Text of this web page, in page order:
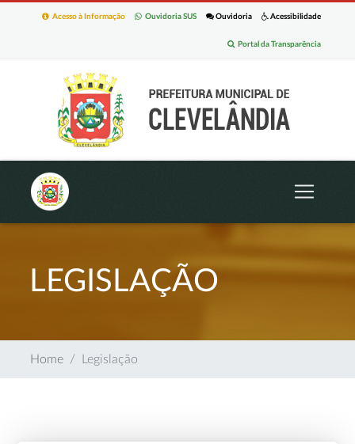
Acessibilidade
Ouvidoria
Ouvidoria SUS
Acesso à Informação
Portal da Transparência
LEGISLAÇÃO
Home Legislação